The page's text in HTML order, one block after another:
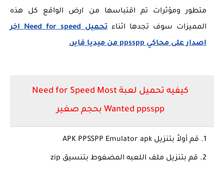
متطور ومؤثرات تم اقتباسها من ارض الواقع كل هذه
المميزات سوف تجدها اثناء
تحميل Need for speed اخر
اصدار على محاكي ppsspp من ميديا فاير
.
كيفيه تحميل لعبة Need for Speed Most
Wanted ppsspp بحجم صغير
قم أولاً بتنزيل APK PPSSPP Emulator apk
قم بتنزيل ملف اللعبه المضغوط بتنسيق zip